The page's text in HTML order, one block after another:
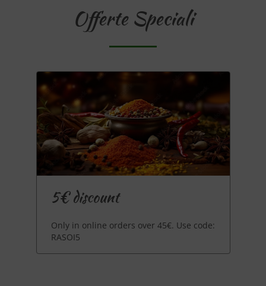
Offerte Speciali
5€ discount
Only in online orders over 45€. Use code:
RASOI5